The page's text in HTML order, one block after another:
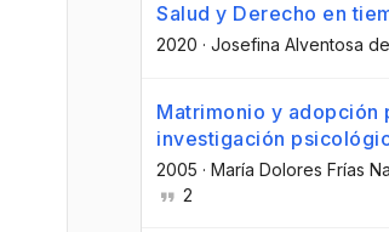
Salud y Derecho en
2020 · Josefina Alventosa
Matrimonio y adopción
investigación
2005 · María Dolores Frías
2